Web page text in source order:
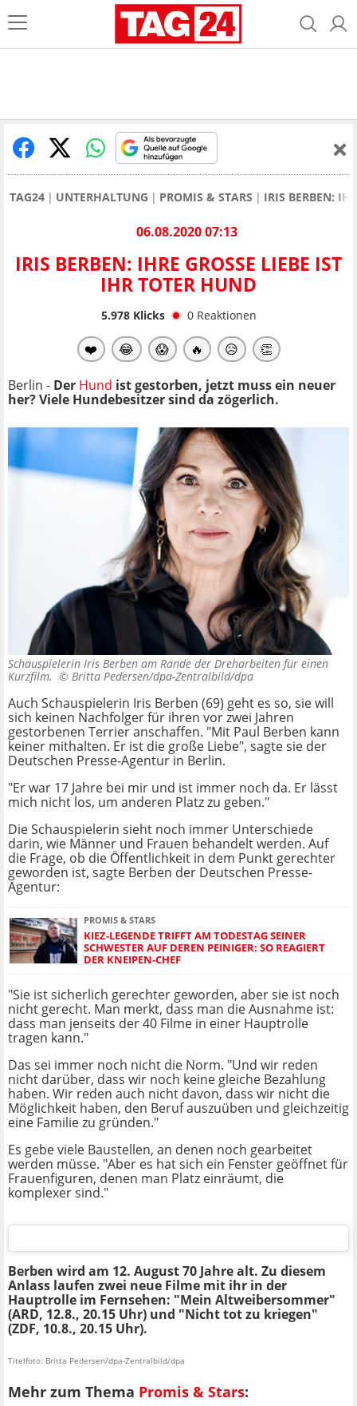
TAG24 UNTERHALTUNG PROMIS & STARS IRIS BERBEN:
06.08.2020 07:13
IRIS BERBEN: IHRE GROSSE LIEBE IST I
HR TOTER HUND
5.978Klicks 0 Reaktionen
❤️ 😂 😱 🔥 😥 👏
Berlin - Der Hund ist gestorben, jetzt muss ein neuer
her? Viele Hundebesitzer sind da zögerlich.
Schauspielerin Iris Berben am Rande der Dreharbeiten für einen
Kurzfilm. © Britta Pedersen/dpa-Zentralbild/dpa
Auch Schauspielerin Iris Berben (69) geht es so, sie will
sich keinen Nachfolger für ihren vor zwei Jahren
gestorbenen Terrier anschaffen. "Mit Paul Berben kann
keiner mithalten. Er ist die große Liebe", sagte sie der
Deutschen Presse-Agentur in Berlin.
"Er war 17 Jahre bei mir und ist immer noch da. Er lässt
mich nicht los, um anderen Platz zu geben."
Die Schauspielerin sieht noch immer Unterschiede
darin, wie Männer und Frauen behandelt werden. Auf
die Frage, ob die Öffentlichkeit in dem Punkt gerechter
geworden ist, sagte Berben der Deutschen Presse-
Agentur:
PROMIS & STARS
KIEZ-LEGENDE TRIFFT AM TODESTAG SEINER
SCHWESTER AUF DEREN PEINIGER: SO REAGIERT
DER KNEIPEN-CHEF
"Sie ist sicherlich gerechter geworden, aber sie ist noch
nicht gerecht. Man merkt, dass man die Ausnahme ist:
dass man jenseits der 40 Filme in einer Hauptrolle
tragen kann."
Das sei immer noch nicht die Norm. "Und wir reden
nicht darüber, dass wir noch keine gleiche Bezahlung
haben. Wir reden auch nicht davon, dass wir nicht die
Möglichkeit haben, den Beruf auszuüben und gleichzeitig
eine Familie zu gründen."
Es gebe viele Baustellen, an denen noch gearbeitet
werden müsse. "Aber es hat sich ein Fenster geöffnet für
Frauenfiguren, denen man Platz einräumt, die
komplexer sind."
Berben wird am 12. August 70 Jahre alt. Zu diesem
Anlass laufen zwei neue Filme mit ihr in der
Hauptrolle im Fernsehen: "Mein Altweibersommer"
(ARD, 12.8., 20.15 Uhr) und "Nicht tot zu kriegen"
(ZDF, 10.8., 20.15 Uhr).
Titelfoto: Britta Pedersen/dpa-Zentralbild/dpa
Mehr zum Thema Promis & Stars: